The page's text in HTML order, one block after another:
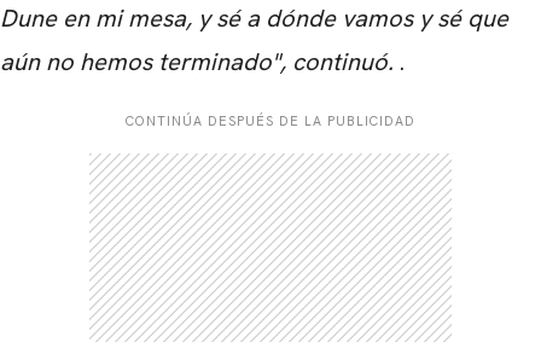
Dune en mi mesa, y sé a dónde vamos y sé que
aún no hemos terminado", continuó. .
CONTINÚA DESPUÉS DE LA PUBLICIDAD
CARREGANDO PUBLICIDADE